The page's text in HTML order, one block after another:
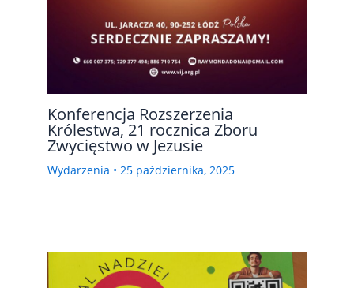
Konferencja Rozszerzenia
Królestwa, 21 rocznica Zboru
Zwycięstwo w Jezusie
Wydarzenia • 25 października, 2025